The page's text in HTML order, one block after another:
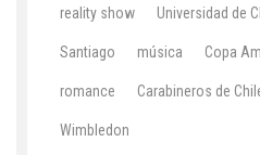
reality show Universidad de
Santiago música Copa
romance Carabineros de
Wimbledon